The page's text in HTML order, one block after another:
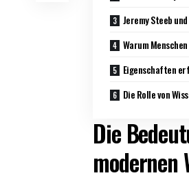
Jeremy Steeb
Warum
Eigenschaften
Die Rolle von
Die
modernen